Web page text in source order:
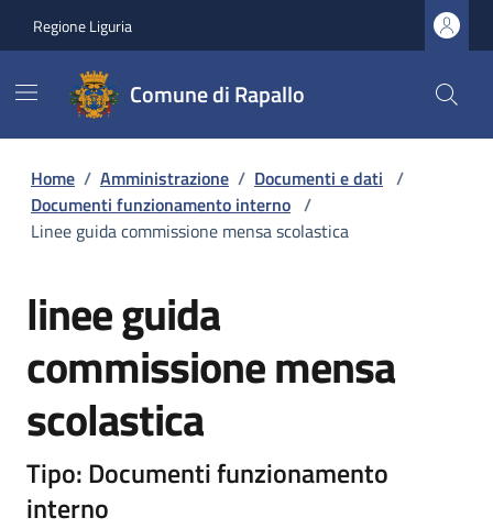
Regione Liguria
Comune di Rapallo
Home / Amministrazione / Documenti e dati /
Documenti funzionamento interno /
Linee guida commissione mensa scolastica
linee guida
commissione mensa
scolastica
Tipo: Documenti funzionamento
interno